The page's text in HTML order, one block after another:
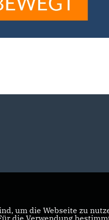
um die Webseite zu
die Verwendung